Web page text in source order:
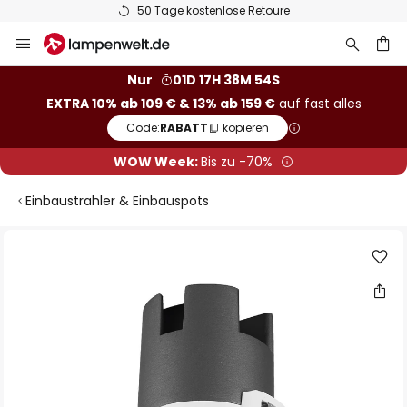
50 Tage kostenlose Retoure
Inhalt
Nur
01D 17H 38M 53S
EXTRA 10% ab 109 € & 13% ab 159 €auf fast alles
Code:RABATT kopieren
WOW Week:Bis zu -70%
Einbaustrahler & Einbauspots